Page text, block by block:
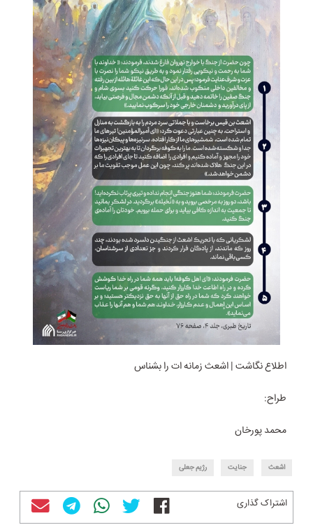
اطلاع نگاشت | اشعث زمانه ات را بشناس
طراح:
محمد پورخان
اشعث جنایت رژیم جعلی
اشتراک گذاری